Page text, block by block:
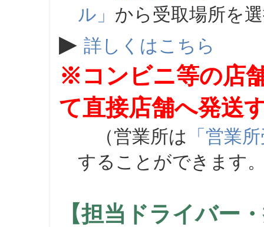
ル」 から受取場所を
▶ 詳しくはこちら
※コンビニ等の店
て直接店舗へ発送
（営業所は 「営業
することができます
【担当ドライバー